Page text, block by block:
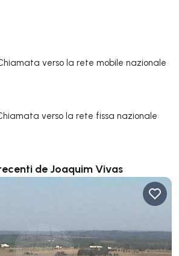
verso la rete mobile nazionale
verso la rete fissa nazionale
de Joaquim Vivas